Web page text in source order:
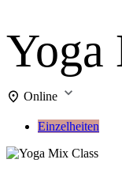
Yoga
Online
Einzelheiten